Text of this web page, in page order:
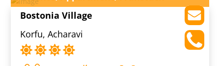
Bostonia Village
Korfu, Acharavi